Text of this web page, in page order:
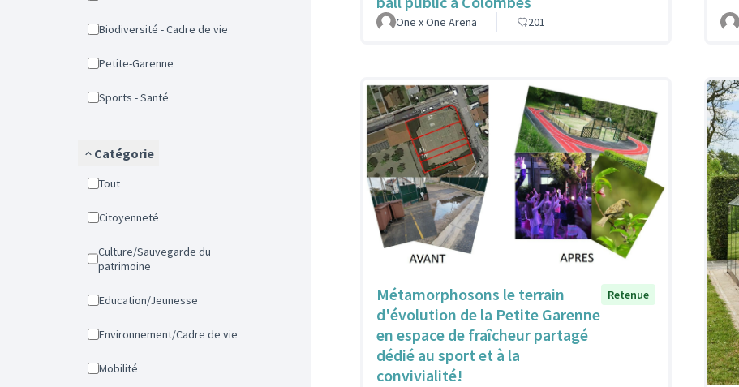
Biodiversité - Cadre de vie
Petite-Garenne
Sports - Santé
Catégorie
Tout
Citoyenneté
Culture/Sauvegarde du
patrimoine
Education/Jeunesse
Environnement/Cadre de vie
Mobilité
One x One Arena 201
Métamorphosons le terrain
d'évolution de la Petite Garenne
en espace de fraîcheur partagé
dédié au sport et à la
convivialité!
Retenue